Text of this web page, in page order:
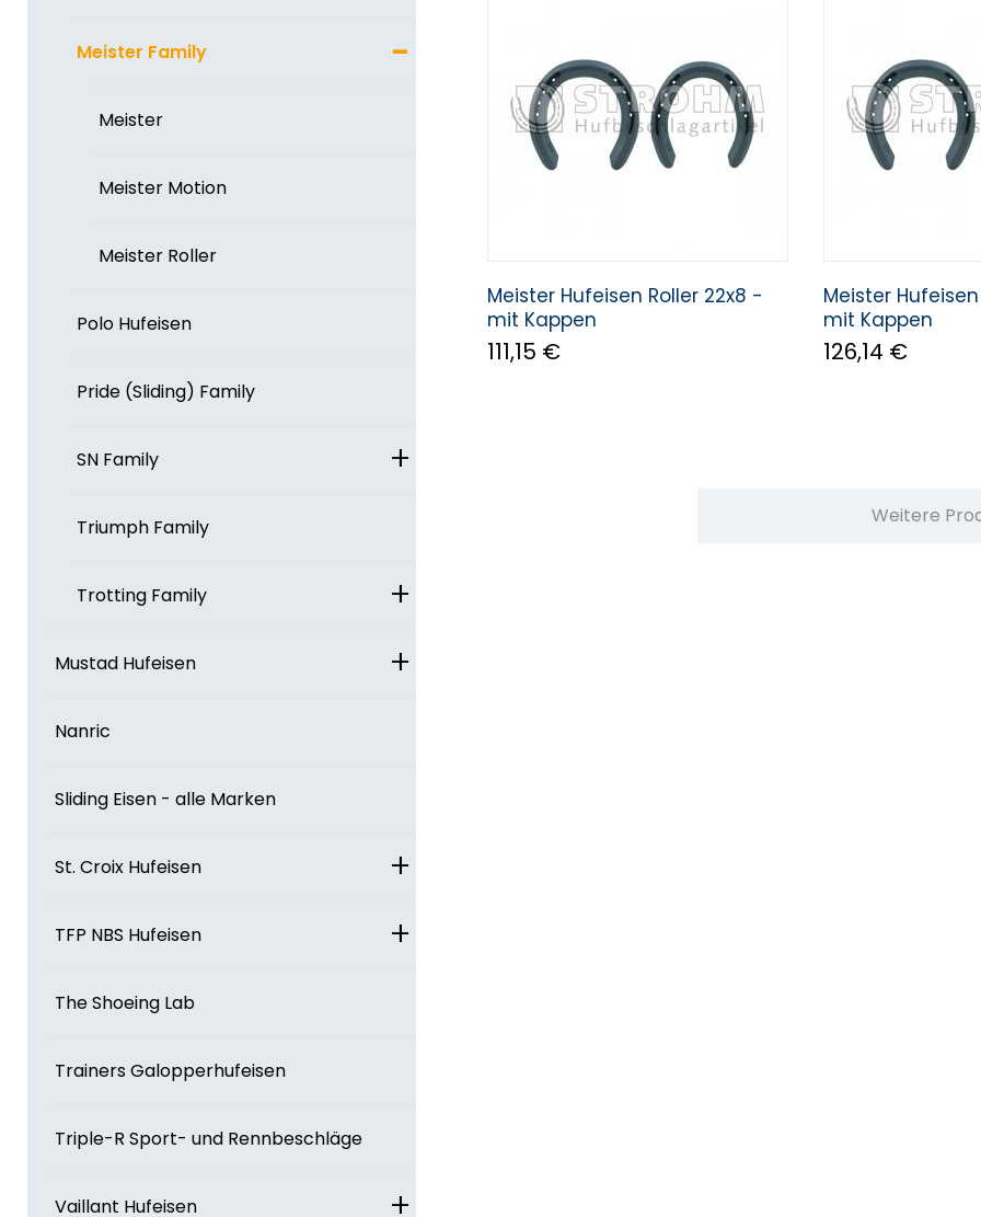
Meister Family -
Meister
Meister Motion
Meister Roller
Polo Hufeisen
Pride (Sliding) Family
SN Family +
Triumph Family
Trotting Family +
Mustad Hufeisen +
Nanric
Sliding Eisen - alle Marken
St. Croix Hufeisen +
TFP NBS Hufeisen +
The Shoeing Lab
Trainers Galopperhufeisen
Triple-R Sport- und Rennbeschläge
Vaillant Hufeisen +
Meister Hufeisen Roller 22x8 -
mit Kappen
111,15 €
Meister
mit Kappen
126,14 €
Weitere